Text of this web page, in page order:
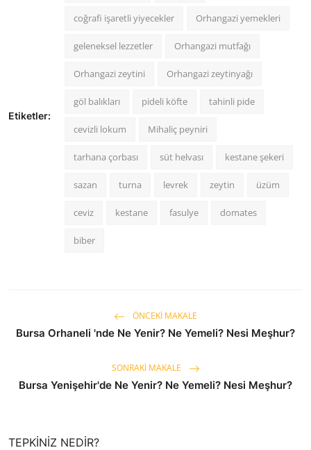
Etiketler:
coğrafi işaretli yiyecekler Orhangazi yemekleri
geleneksel lezzetler Orhangazi mutfağı
Orhangazi zeytini Orhangazi zeytinyağı
göl balıkları pideli köfte tahinli pide
cevizli lokum Mihaliç peyniri
tarhana çorbası süt helvası kestane şekeri
sazan turna levrek zeytin üzüm
ceviz kestane fasulye domates
biber
ÖNCEKI MAKALE
Bursa Orhaneli 'nde Ne Yenir? Ne Yemeli? Nesi Meşhur?
SONRAKI MAKALE
Bursa Yenişehir'de Ne Yenir? Ne Yemeli? Nesi Meşhur?
TEPKINIZ NEDIR?